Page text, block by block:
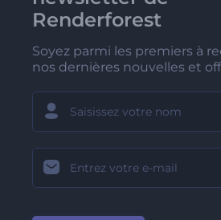
Renderforest
Soyez parmi les premiers à
nos dernières nouvelles et